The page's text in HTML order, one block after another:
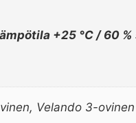
+25 °C / 60 %
Velando 3-ovinen